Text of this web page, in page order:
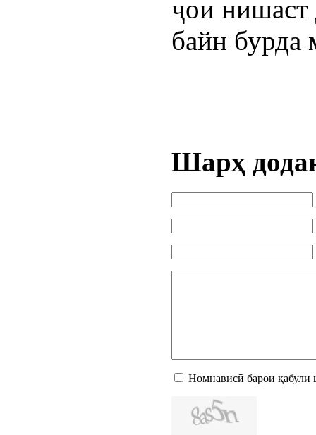
ҷои нишаст
байн бурда
Шарҳ
Номнависӣ барои қабули